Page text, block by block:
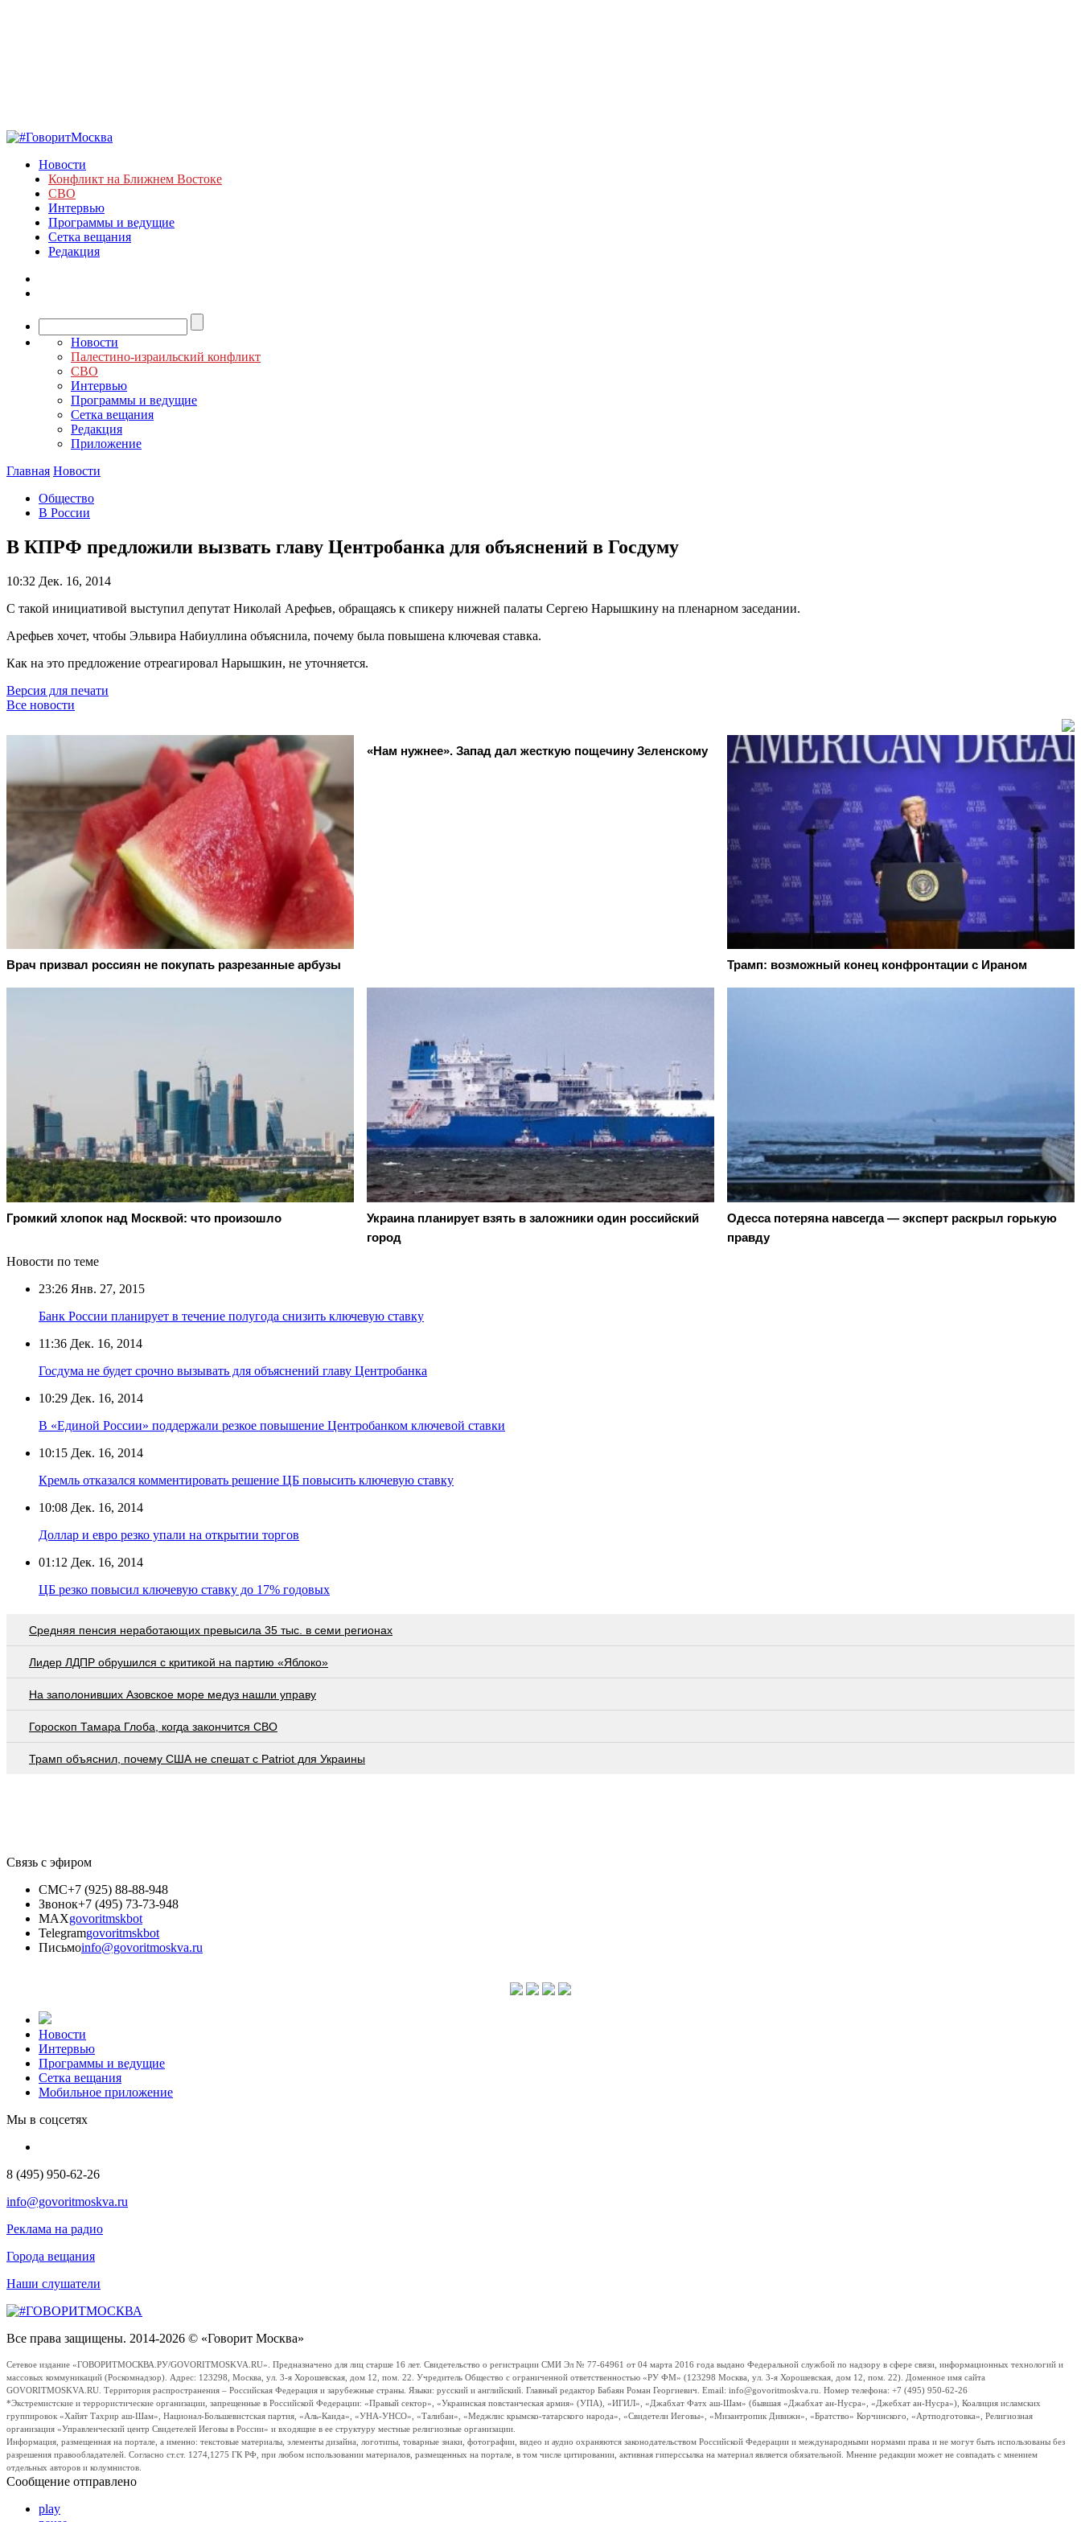
Новости
Конфликт на Ближнем Востоке
СВО
Интервью
Программы и ведущие
Сетка вещания
Редакция
Новости
Палестино-израильский конфликт
СВО
Интервью
Программы и ведущие
Сетка вещания
Редакция
Приложение
Главная Новости
Общество
В России
В КПРФ предложили вызвать главу Центробанка для объяснений в Госдуму
10:32 Дек. 16, 2014
С такой инициативой выступил депутат Николай Арефьев, обращаясь к спикеру нижней палаты Сергею Нарышкину на пленарном заседании.
Арефьев хочет, чтобы Эльвира Набиуллина объяснила, почему была повышена ключевая ставка.
Как на это предложение отреагировал Нарышкин, не уточняется.
Версия для печати
Все новости
Врач призвал россиян не покупать разрезанные арбузы
«Нам нужнее». Запад дал жесткую пощечину Зеленскому
Трамп: возможный конец конфронтации с Ираном
Громкий хлопок над Москвой: что произошло
Украина планирует взять в заложники один российский
город
Oдecca пoтeрянa нaвceгдa — экcпeрт рacкрыл гoрькую
прaвду
Новости по теме
23:26 Янв. 27, 2015
Банк России планирует в течение полугода снизить ключевую ставку
11:36 Дек. 16, 2014
Госдума не будет срочно вызывать для объяснений главу Центробанка
10:29 Дек. 16, 2014
В «Единой России» поддержали резкое повышение Центробанком ключевой ставки
10:15 Дек. 16, 2014
Кремль отказался комментировать решение ЦБ повысить ключевую ставку
10:08 Дек. 16, 2014
Доллар и евро резко упали на открытии торгов
01:12 Дек. 16, 2014
ЦБ резко повысил ключевую ставку до 17% годовых
Средняя пенсия неработающих превысила 35 тыс. в семи регионах
Лидер ЛДПР обрушился с критикой на партию «Яблоко»
На заполонивших Азовское море медуз нашли управу
Гороскоп Тамара Глоба, когда закончится СВО
Трамп объяснил, почему США не спешат с Patriot для Украины
Связь с эфиром
СМС+7 (925) 88-88-948
Звонок+7 (495) 73-73-948
MAXgovoritmskbot
Telegramgovoritmskbot
Письмоinfo@govoritmoskva.ru
Новости
Интервью
Программы и ведущие
Сетка вещания
Мобильное приложение
Мы в соцсетях
8 (495) 950-62-26
info@govoritmoskva.ru
Реклама на радио
Города вещания
Наши слушатели
Все права защищены. 2014-2026 © «Говорит Москва»
Сетевое издание «ГОВОРИТМОСКВА.РУ/GOVORITMOSKVA.RU». Предназначено для лиц старше 16 лет. Свидетельство о регистрации СМИ Эл № 77-64961 от 04 марта 2016 года выдано Федеральной службой по надзору в сфере связи, информационных технологий и
массовых коммуникаций (Роскомнадзор). Адрес: 123298, Москва, ул. 3-я Хорошевская, дом 12, пом. 22. Учредитель Общество с ограниченной ответственностью «РУ ФМ» (123298 Москва, ул. 3-я Хорошевская, дом 12, пом. 22). Доменное имя сайта
GOVORITMOSKVA.RU. Территория распространения – Российская Федерация и зарубежные страны. Языки: русский и английский. Главный редактор Бабаян Роман Георгиевич. Email: info@govoritmoskva.ru. Номер телефона: +7 (495) 950-62-26
*Экстремистские и террористические организации, запрещенные в Российской Федерации: «Правый сектор», «Украинская повстанческая армия» (УПА), «ИГИЛ», «Джабхат Фатх аш-Шам» (бывшая «Джабхат ан-Нусра», «Джебхат ан-Нусра»), Коалиция исламских
группировок «Хайят Тахрир аш-Шам», Национал-Большевистская партия, «Аль-Каида», «УНА-УНСО», «Талибан», «Меджлис крымско-татарского народа», «Свидетели Иеговы», «Мизантропик Дивижн», «Братство» Корчинского, «Артподготовка», Религиозная
организация «Управленческий центр Свидетелей Иеговы в России» и входящие в ее структуру местные религиозные организации.
Информация, размещенная на портале, а именно: текстовые материалы, элементы дизайна, логотипы, товарные знаки, фотографии, видео и аудио охраняются законодательством Российской Федерации и международными нормами права и не могут быть использованы без
разрешения правообладателей. Согласно ст.ст. 1274,1275 ГК РФ, при любом использовании материалов, размещенных на портале, в том числе цитировании, активная гиперссылка на материал является обязательной. Мнение редакции может не совпадать с мнением
отдельных авторов и колумнистов.
Сообщение отправлено
play